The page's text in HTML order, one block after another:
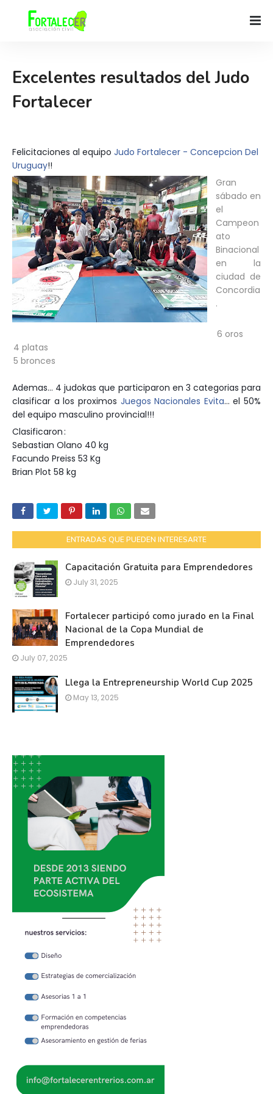
Excelentes resultados del Judo
Fortalecer
Felicitaciones al equipo Judo Fortalecer - Concepcion Del
Uruguay!!
Gran
sábado en
el
Campeon
ato
Binacional
en la
ciudad de
Concordia
.
6 oros
4 platas
5 bronces
Ademas... 4 judokas que participaron en 3 categorias para
clasificar a los proximos Juegos Nacionales Evita... el 50%
del equipo masculino provincial!!!
Clasificaron:
Sebastian Olano 40 kg
Facundo Preiss 53 Kg
Brian Plot 58 kg
ENTRADAS QUE PUEDEN INTERESARTE
Capacitación Gratuita para Emprendedores
July 31, 2025
Fortalecer participó como jurado en la Final
Nacional de la Copa Mundial de
Emprendedores
July 07, 2025
Llega la Entrepreneurship World Cup 2025
May 13, 2025